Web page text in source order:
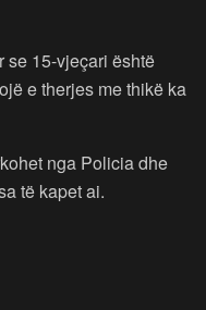
se 15-vjeçari është
e therjes me thikë ka
nga Policia dhe
të kapet ai.